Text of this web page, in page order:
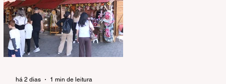
a Praça João Corrêa, onde as
apresentações vão acontecer, tendo
o Centro de Atenção ao Turista e a
Feira de Artesanato como pano de
fundo. Os shows estão
há 2 dias 1 min de leitura